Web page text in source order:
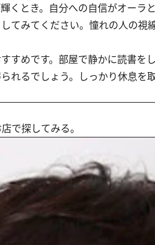
くとき。自分への自信がオーラ
てみてください。憧れの人の
すめです。部屋で静かに読書を
れるでしょう。しっかり休息を
で探してみる。